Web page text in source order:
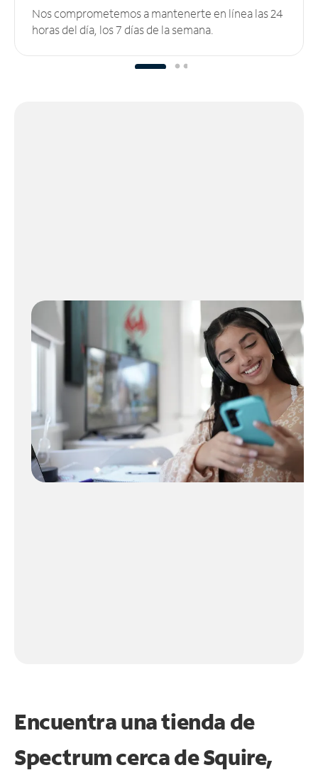
Nos comprometemos a mantenerte en línea las 24
horas del día, los 7 días de la semana.
Encuentra una tienda de
Spectrumcerca de Squire,